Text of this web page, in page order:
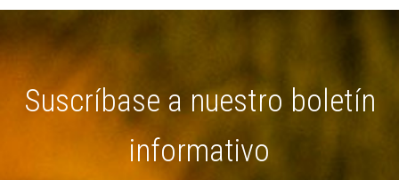
Suscríbase a nuestro boletín
informativo